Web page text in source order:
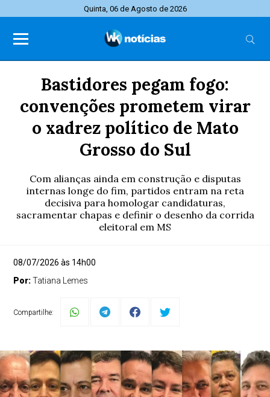
Quinta, 06 de Agosto de 2026
Bastidores pegam fogo:
convenções prometem virar
o xadrez político de Mato
Grosso do Sul
Com alianças ainda em construção e disputas
internas longe do fim, partidos entram na reta
decisiva para homologar candidaturas,
sacramentar chapas e definir o desenho da corrida
eleitoral em MS
08/07/2026 às 14h00
Por:Tatiana Lemes
Compartilhe: